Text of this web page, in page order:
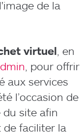
de la
virtuel , en
, pour offrir
aux services
l’occasion de
site afin
de faciliter la